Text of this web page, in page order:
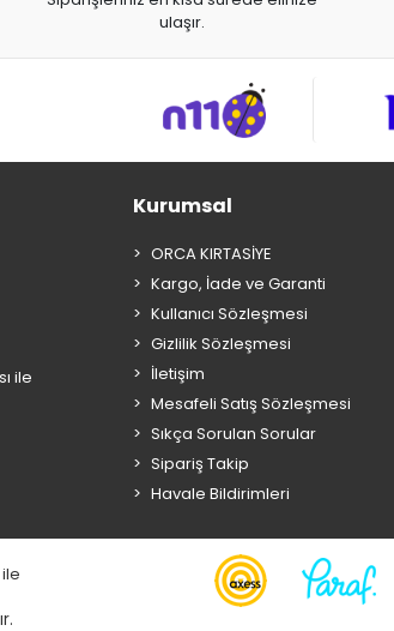
ulaşır.
ile
Kurumsal
ORCA KIRTASİYE
Kargo, İade ve Garanti
Kullanıcı Sözleşmesi
Gizlilik Sözleşmesi
İletişim
Mesafeli Satış Sözleşmesi
Sıkça Sorulan Sorular
Sipariş Takip
Havale Bildirimleri